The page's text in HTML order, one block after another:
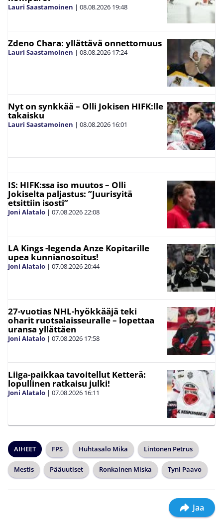
Lauri Saastamoinen | 08.08.2026 19:48
Zdeno Chara: yllättävä onnettomuus
Lauri Saastamoinen | 08.08.2026 17:24
Nyt on synkkää – Olli Jokisen HIFK:lle
takaisku
Lauri Saastamoinen | 08.08.2026 16:01
IS: HIFK:ssa iso muutos – Olli
Jokiselta paljastus: ”Juurisyitä
etsittiin isosti”
Joni Alatalo | 07.08.202622:08
LA Kings -legenda Anze Kopitarille
upea kunnianosoitus!
Joni Alatalo | 07.08.202620:44
27-vuotias NHL-hyökkääjä teki
oharit ruotsalaisseuralle – lopettaa
uransa yllättäen
Joni Alatalo | 07.08.2026 17:58
Liiga-paikkaa tavoitellut Ketterä:
lopullinen ratkaisu julki!
Joni Alatalo | 07.08.2026 16:11
AIHEET FPS Huhtasalo Mika Lintonen Petrus
Mestis Pääuutiset Ronkainen Miska Tyni Paavo
Jaa